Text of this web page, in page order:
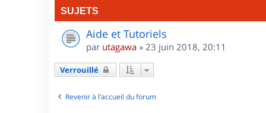
SUJETS
Aide et Tutoriels
par utagawa » 23 juin 2018, 20:11
Verrouillé
Revenir à l’accueil du forum